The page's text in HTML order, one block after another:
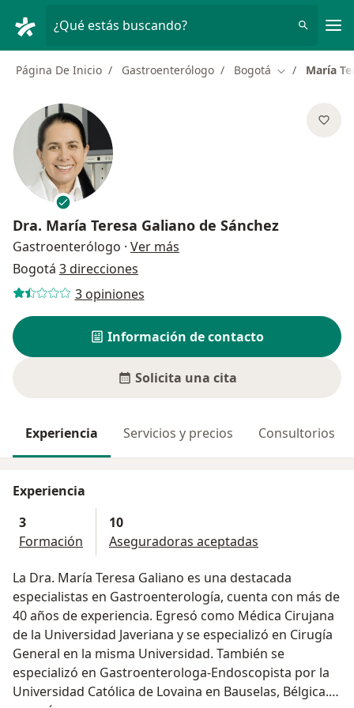
¿Qué estás buscando?
Página De Inicio Gastroenterólogo Bogotá Cambiar de
María
Dra. María Teresa Galiano de Sánchez
Gastroenterólogo · Ver más
Bogotá 3 direcciones
3 opiniones
Información de contacto
Solicita una cita
Experiencia Servicios y precios Consultorios
Experiencia
3
Formación
10
Aseguradoras aceptadas
La Dra. María Teresa Galiano es una destacada
especialistas en Gastroenterología, cuenta con más de
40 años de experiencia. Egresó como Médica Cirujana
de la Universidad Javeriana y se especializó en Cirugía
General en la misma Universidad. También se
especializó en Gastroenterologa-Endoscopista por la
Universidad Católica de Lovaina en Bauselas, Bélgica.